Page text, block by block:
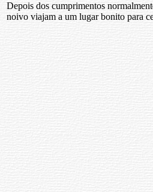
Depois dos cumprimentos
noivo viajam a um lugar bonito para